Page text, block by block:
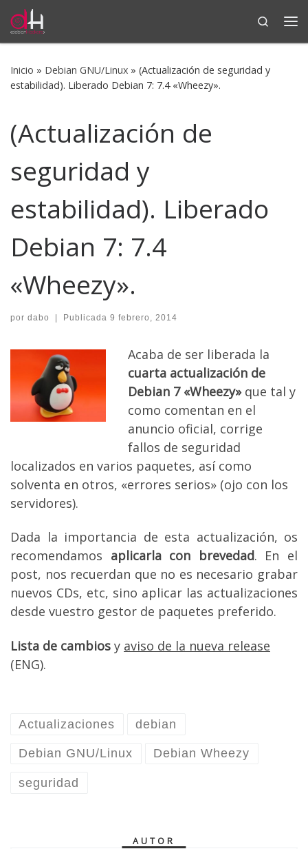
Saltar al contenido
Search
Inicio » Debian GNU/Linux » (Actualización de seguridad y
estabilidad). Liberado Debian 7: 7.4 «Wheezy».
(Actualización de
seguridad y
estabilidad). Liberado
Debian 7: 7.4
«Wheezy».
por dabo | Publicada 9 febrero, 2014
Acaba de ser liberada la
cuarta actualización de
Debian 7 «Wheezy»que tal y
como comentan en el
anuncio oficial, corrige
fallos de seguridad
localizados en varios paquetes, así como
solventa en otros, «errores serios» (ojo con los
servidores).
Dada la importancia de esta actualización, os
recomendamos aplicarla con brevedad. En el
post, nos recuerdan que no es necesario grabar
nuevos CDs, etc, sino aplicar las actualizaciones
desde vuestro gestor de paquetes preferido.
Lista de cambios y aviso de la nueva release
(ENG).
Actualizaciones debian
Debian GNU/Linux Debian Wheezy
seguridad
AUTOR